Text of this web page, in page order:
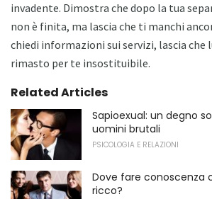
invadente. Dimostra che dopo la tua
non è finita, ma lascia che ti manchi
chiedi informazioni sui servizi, lascia che
rimasto per te insostituibile.
Related Articles
Sapioexual: un degno
uomini brutali
PSICOLOGIA E RELAZIONI
Dove fare conoscenza
ricco?